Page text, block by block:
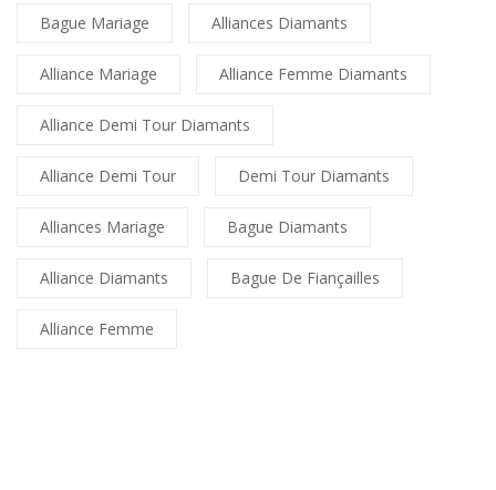
Bague Mariage Alliances Diamants
Alliance Mariage Alliance Femme Diamants
Alliance Demi Tour Diamants
Alliance Demi Tour Demi Tour Diamants
Alliances Mariage Bague Diamants
Alliance Diamants Bague De Fiançailles
Alliance Femme